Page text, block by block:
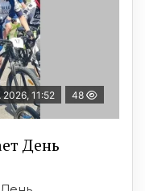
11:52 48
День